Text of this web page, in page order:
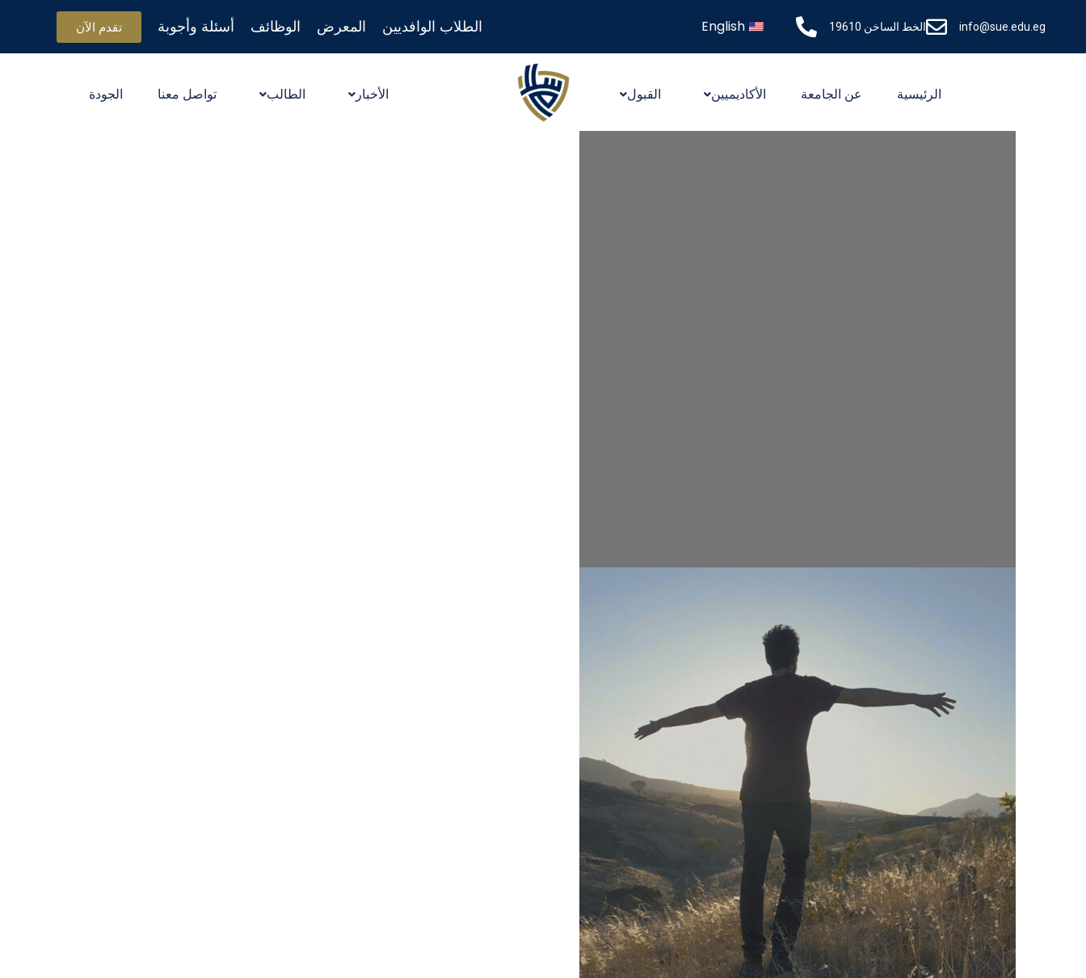
info@sue.edu.eg الخط الساخن 19610 English الطلاب الوافديين المعرض الوظائف أسئلة وأجوبة تقدم الآن
الرئيسية عن الجامعة الأكاديميين القبول الأخبار الطالب تواصل معنا الجودة